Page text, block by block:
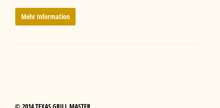
Mehr Information
© 2014 TEXAS GRILL MASTER